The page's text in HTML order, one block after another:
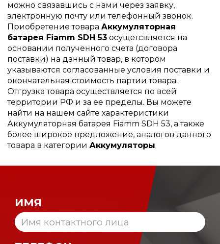
можно связавшись с нами через заявку,
электронную почту или телефонный звонок.
Приобретение товара Аккумуляторная
батарея Fiamm SDH 53 осущетсвляется на
основании полученного счета (договора
поставки) на данный товар, в котором
указываются согласованные условия поставки и
окончательная стоимость партии товара.
Отгрузка товара осуществляется по всей
территории РФ и за ее пределы. Вы можете
найти на нашем сайте характеристики
Аккумуляторная батарея Fiamm SDH 53, а также
более широкое предложение, аналогов данного
товара в категории Аккумуляторы.
ИМЯ